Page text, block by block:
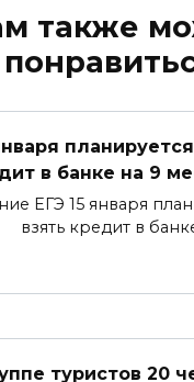
также
в банке на 9
ЕГЭ 15 января
взять кредит в
туристов 20